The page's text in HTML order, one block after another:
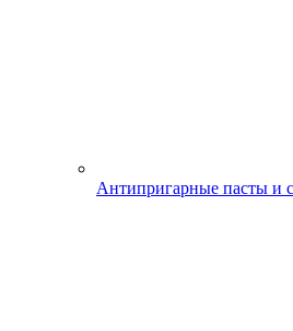
Антипригарные пасты и